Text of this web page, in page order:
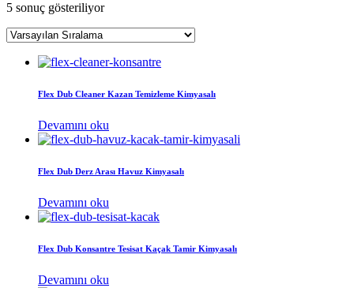
5 sonuç gösteriliyor
Flex Dub Cleaner Kazan Temizleme Kimyasalı
Devamını oku
Flex Dub Derz Arası Havuz Kimyasalı
Devamını oku
Flex Dub Konsantre Tesisat Kaçak Tamir Kimyasalı
Devamını oku